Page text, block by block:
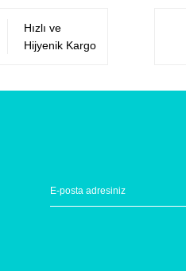
Hızlı ve
Hijyenik Kargo